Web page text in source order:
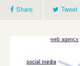
Share Tweet